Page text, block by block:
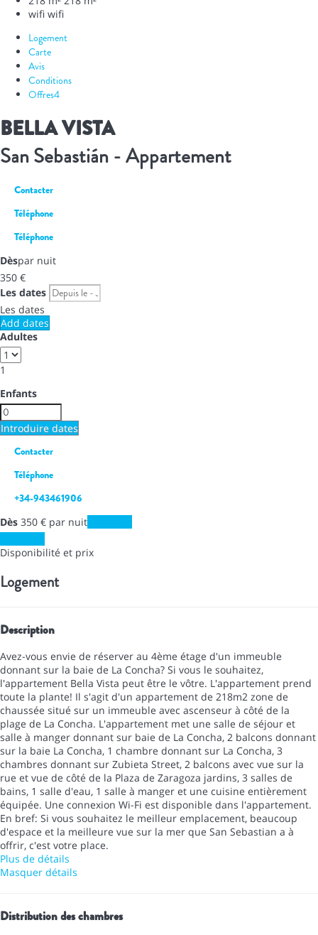
wifi wifi
Logement
Carte
Avis
Conditions
Offres4
BELLA VISTA
San Sebastián -Appartement
Contacter
Téléphone
Téléphone
Dèspar nuit
350 €
Les dates
Les dates
Add dates
Adultes
1
Enfants
Introduire dates
Contacter
Téléphone
+34-943461906
Dès 350 € par nuit
Disponibilité et prix
Logement
Description
Avez-vous envie de réserver au 4ème étage d'un immeuble
donnant sur la baie de La Concha? Si vous le souhaitez,
l'appartement Bella Vista peut être le vôtre. L'appartement prend
toute la plante! Il s'agit d'un appartement de 218m2 zone de
chaussée situé sur un immeuble avec ascenseur à côté de la
plage de La Concha. L'appartement met une salle de séjour et
salle à manger donnant sur baie de La Concha, 2 balcons donnant
sur la baie La Concha, 1 chambre donnant sur La Concha, 3
chambres donnant sur Zubieta Street, 2 balcons avec vue sur la
rue et vue de côté de la Plaza de Zaragoza jardins, 3 salles de
bains, 1 salle d'eau, 1 salle à manger et une cuisine entièrement
équipée. Une connexion Wi-Fi est disponible dans l'appartement.
En bref: Si vous souhaitez le meilleur emplacement, beaucoup
d'espace et la meilleure vue sur la mer que San Sebastian a à
offrir, c'est votre place.
Plus de détails
Masquer détails
Distribution des chambres